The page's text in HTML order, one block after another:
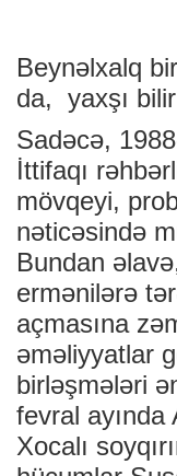
Beynəlxalq
da, yaxşı
Sadəcə,
İttifaqı
mövqeyi,
nəticəsində
Bundan
ermənilərə
açmasına
əməliyyatlar
birləşmələri
fevral ayında
Xocalı